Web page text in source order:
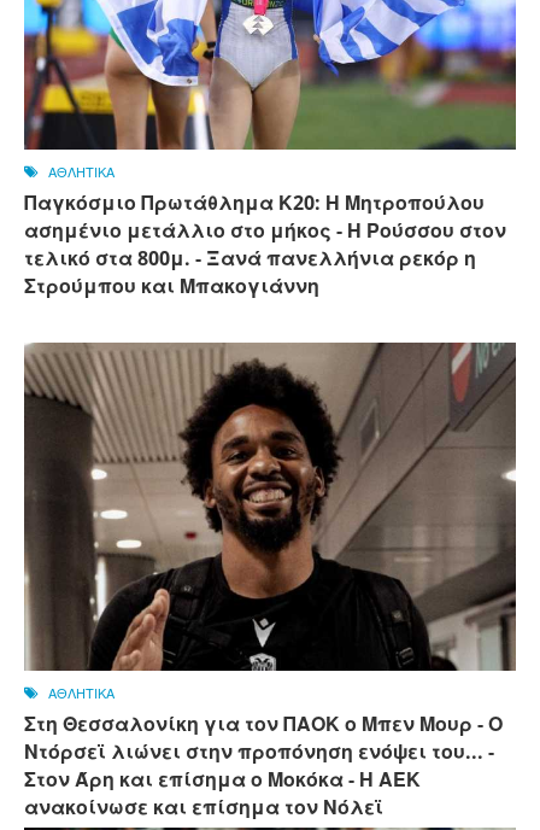
ΑΘΛΗΤΙΚΑ
Παγκόσμιο Πρωτάθλημα Κ20: Η Μητροπούλου
ασημένιο μετάλλιο στο μήκος - Η Ρούσσου στον
τελικό στα 800μ. - Ξανά πανελλήνια ρεκόρ η
Στρούμπου και Μπακογιάννη
ΑΘΛΗΤΙΚΑ
Στη Θεσσαλονίκη για τον ΠΑΟΚ ο Μπεν Μουρ - Ο
Ντόρσεϊ λιώνει στην προπόνηση ενόψει του... -
Στον Άρη και επίσημα ο Μοκόκα - Η ΑΕΚ
ανακοίνωσε και επίσημα τον Νόλεϊ